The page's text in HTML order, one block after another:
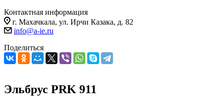
Контактная информация
г. Махачкала, ул. Ирчи Казака, д. 82
info@a-ie.ru
Поделиться
Эльбрус PRK 911